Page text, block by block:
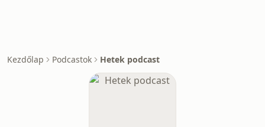
Kezdőlap Podcastok Hetek podcast